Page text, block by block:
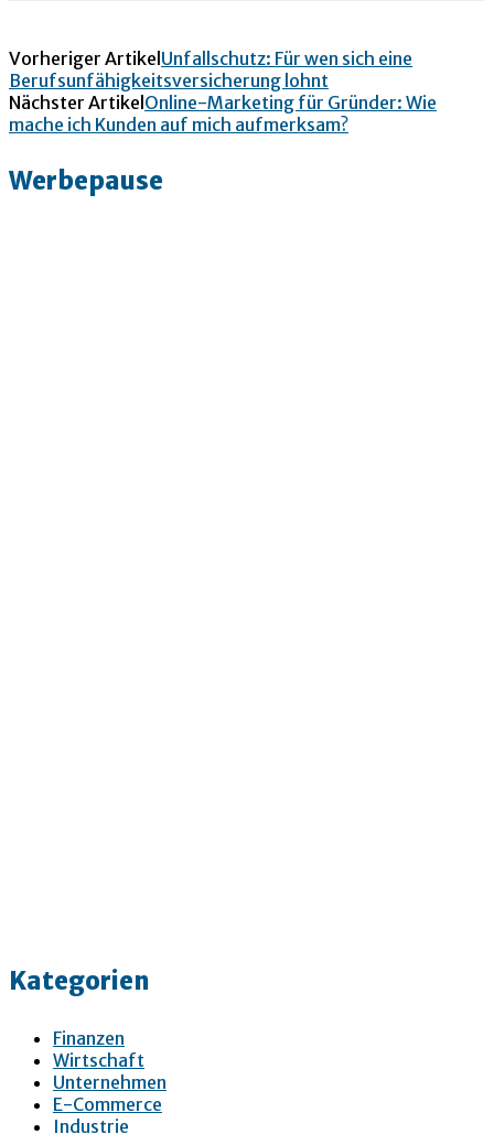
Vorheriger ArtikelUnfallschutz: Für wen sich eine
Berufsunfähigkeitsversicherung lohnt
Nächster ArtikelOnline-Marketing für Gründer: Wie
mache ich Kunden auf mich aufmerksam?
Werbepause
Kategorien
Finanzen
Wirtschaft
Unternehmen
E-Commerce
Industrie